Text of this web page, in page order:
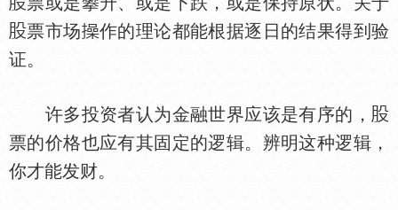
票市场
作的理论都能根据逐日的结果得到验
证。
许多投资者认为金融世界应该是有序的，
票的价格也应有其固定的逻辑。辨明这种逻辑，
你才能发财。